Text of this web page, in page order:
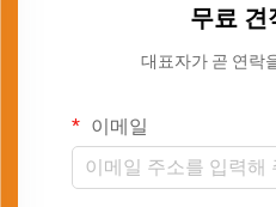
무료 견
대표자가 곧 연락
이메일